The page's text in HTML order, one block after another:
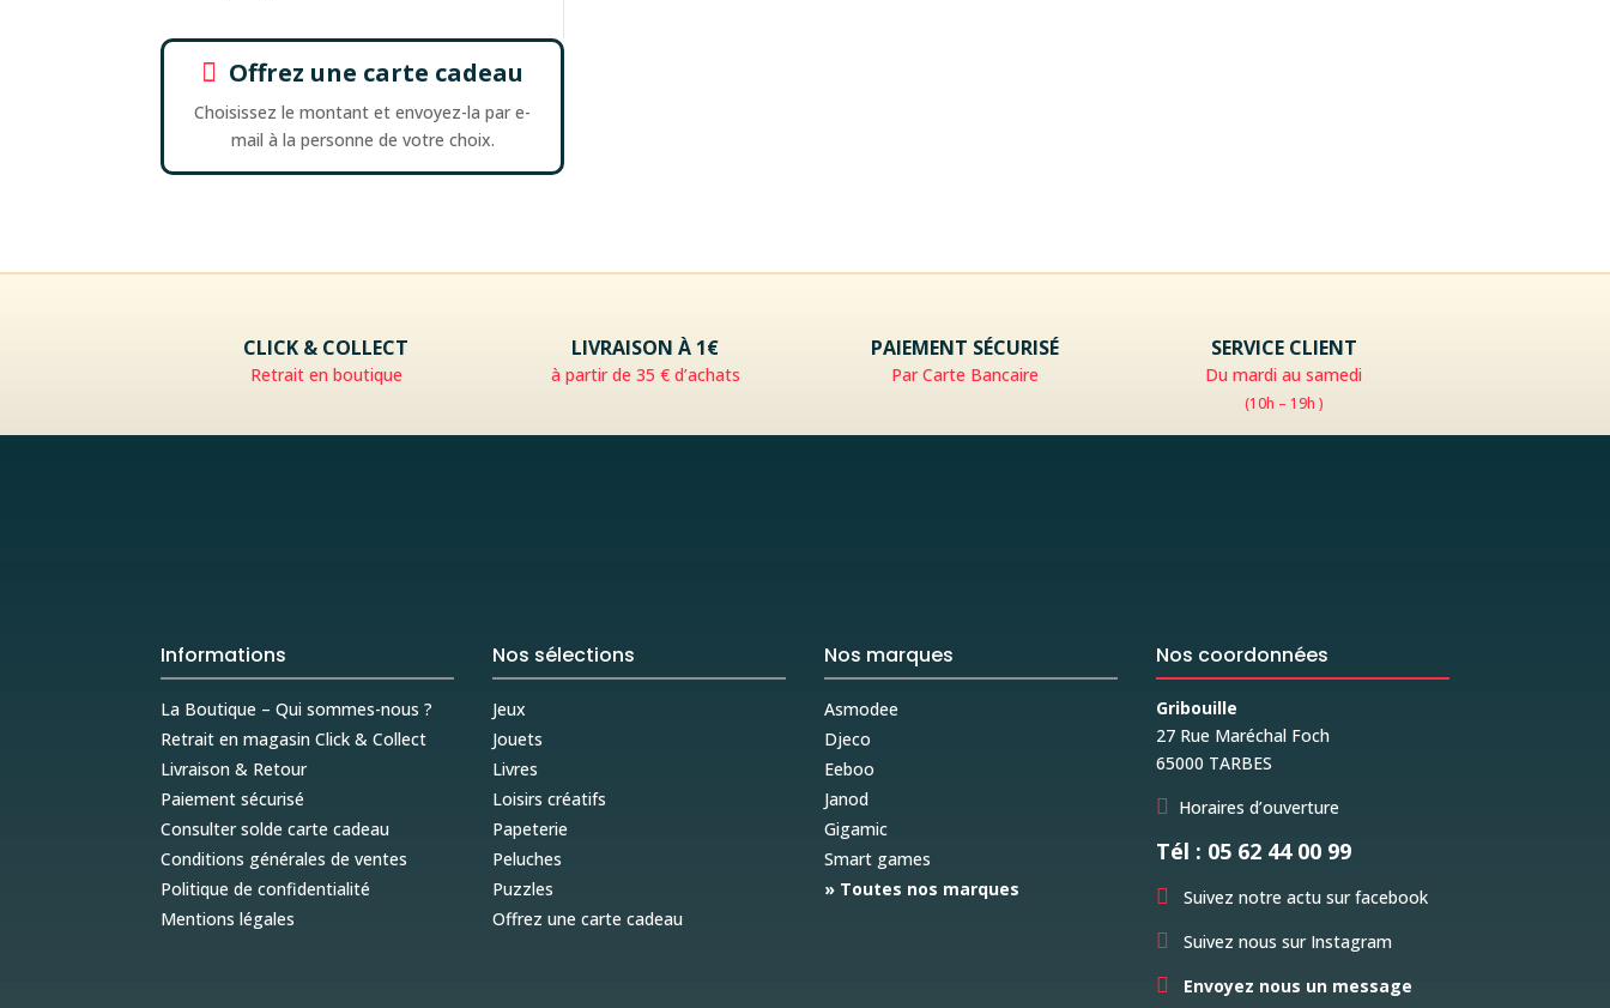
 Offrez une carte cadeau
Choisissez le montant et envoyez-la par e-
mail à la personne de votre choix.
CLICK & COLLECT
Retrait en boutique
LIVRAISON À 1€
à partir de 35 € d’achats
PAIEMENT SÉCURISÉ
Par Carte Bancaire
SERVICE CLIENT
Du mardi au samedi
(10h – 19h )
Informations
La Boutique – Qui sommes-nous ?
Retrait en magasin Click & Collect
Livraison & Retour
Paiement sécurisé
Consulter solde carte cadeau
Conditions générales de ventes
Politique de confidentialité
Mentions légales
Nos sélections
Jeux
Jouets
Livres
Loisirs créatifs
Papeterie
Peluches
Puzzles
Offrez une carte cadeau
Nos marques
Asmodee
Djeco
Eeboo
Janod
Gigamic
Smart games
» Toutes nos marques
Nos coordonnées
Gribouille
27 Rue Maréchal Foch
65000 TARBES
 Horaires d’ouverture
Tél : 05 62 44 00 99
 Suivez notre actu sur facebook
 Suivez nous sur Instagram
 Envoyez nous un message